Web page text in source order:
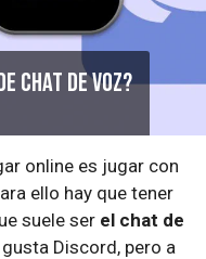
chat de voz?
online es jugar con
ello hay que tener
suele ser el chat de
Discord, pero a